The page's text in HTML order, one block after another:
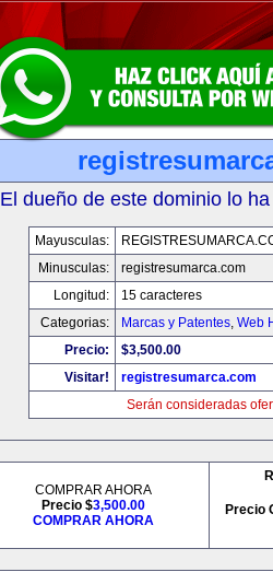
El dueño de este dominio lo
Mayusculas:
Minusculas:
registresumarca.com
Longitud:
15 caracteres
Categorias:
Marcas y Patentes, Web
Precio:
$3,500.00
Visitar!
registresumarca.com
Serán consideradas
COMPRAR AHORA
Precio $3,500.00
COMPRAR AHORA
Precio